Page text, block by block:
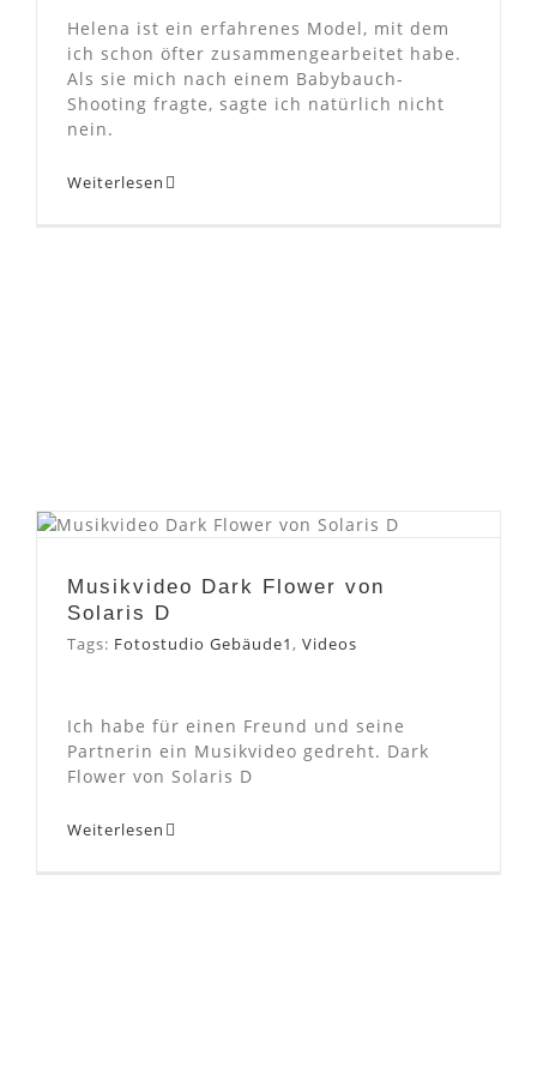
Helena ist ein erfahrenes Model, mit dem
ich schon öfter zusammengearbeitet habe.
Als sie mich nach einem Babybauch-
Shooting fragte, sagte ich natürlich nicht
nein.
Weiterlesen
Musikvideo Dark Flower von
Solaris D
Tags: Fotostudio Gebäude1, Videos
Ich habe für einen Freund und seine
Partnerin ein Musikvideo gedreht. Dark
Flower von Solaris D
Weiterlesen